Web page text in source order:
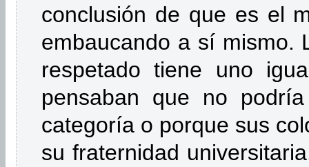
conclusión de que es el
embaucando a sí mismo.
respetado tiene uno
pensaban que no
categoría o porque sus
su fraternidad